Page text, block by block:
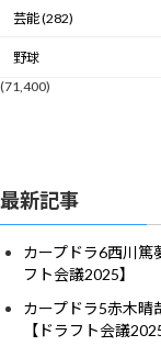
芸能 (282)
野球
(71,400)
最新記事
カープドラ6西川篤
フト会議2025】
カープドラ5赤木晴
【ドラフト会議2025